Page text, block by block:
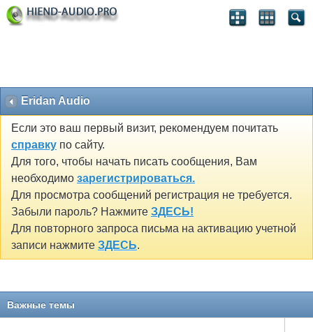
Eridan Audio
Если это ваш первый визит, рекомендуем почитать
справку по сайту.
Для того, чтобы начать писать сообщения, Вам
необходимо зарегистрироваться.
Для просмотра сообщений регистрация не требуется.
Забыли пароль? Нажмите ЗДЕСЬ!
Для повторного запроса письма на активацию учетной
записи нажмите ЗДЕСЬ.
Важные темы